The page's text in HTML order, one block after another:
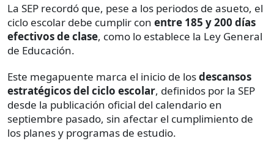
La SEP recordó que, pese a los periodos de asueto, el
ciclo escolar debe cumplir con entre 185 y 200 días
efectivos de clase, como lo establece la Ley General
de Educación.
Este megapuente marca el inicio de losdescansos
estratégicos del ciclo escolar, definidos por la SEP
desde la publicación oficial del calendario en
septiembre pasado, sin afectar el cumplimiento de
los planes y programas de estudio.